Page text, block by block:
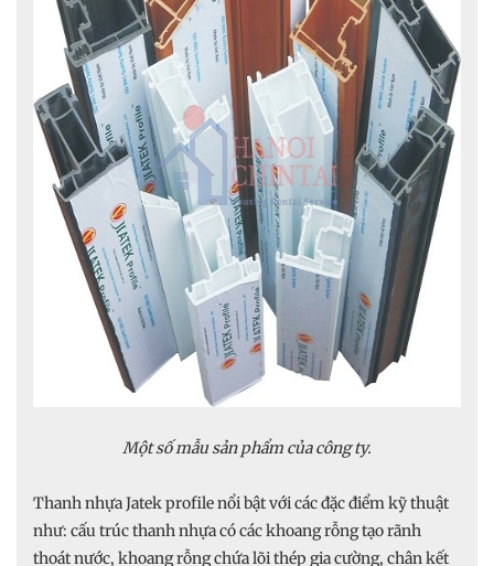
Một số mẫu sản phẩm của công ty.
Thanh nhựa Jatek profile nổi bật với các đặc điểm kỹ thuật
như: cấu trúc thanh nhựa có các khoang rỗng tạo rãnh
thoát nước, khoang rỗng chứa lõi thép gia cường, chân kết